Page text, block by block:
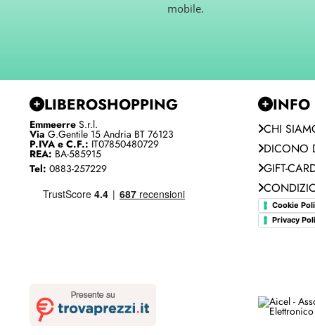
mobile.
LIBEROSHOPPING
Emmeerre S.r.l.
Via G.Gentile 15 Andria BT 76123
P.IVA e C.F.: IT07850480729
REA: BA-585915
Tel: 0883-257229
INFO
CHI
DICONO
GIFT-
Cookie
Privacy